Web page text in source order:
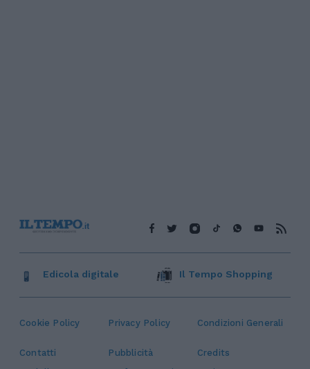
Cookie Policy Privacy Policy Condizioni Generali
Contatti Pubblicità
Credits
Edicola digitale Il Tempo Shopping